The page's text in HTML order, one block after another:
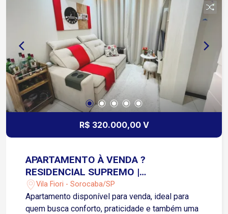
garantindo um excelente retorno sobre o
investimento
R$ 320.000,00 V
APARTAMENTO À VENDA ?
RESIDENCIAL SUPREMO |
SOROCABA/SP | VILA FIORE
Vila Fiori - Sorocaba/SP
Apartamento disponível para venda, ideal para
quem busca conforto, praticidade e também uma